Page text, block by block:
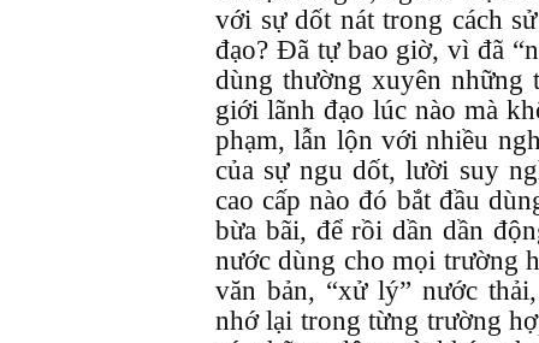
với sự dốt nát trong cách
đạo? Đã tự bao giờ, vì đã
dùng thường xuyên những
giới lãnh đạo lúc nào mà
phạm, lẫn lộn với nhiều
của sự ngu dốt, lười suy
cao cấp nào đó bắt đầu
bừa bãi, để rồi dần dần
nước dùng cho mọi trường
văn bản, “xử lý” nước
nhớ lại trong từng trường